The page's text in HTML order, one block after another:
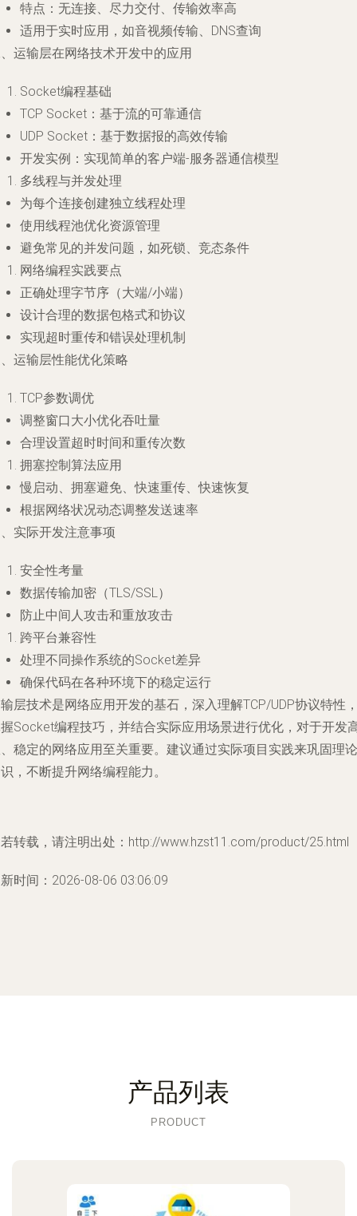
特点：无连接、尽力交付、传输效率高
适用于实时应用，如音视频传输、DNS查询
运输层在网络技术开发中的应用
Socket编程基础
TCP Socket：基于流的可靠通信
UDP Socket：基于数据报的高效传输
开发实例：实现简单的客户端-服务器通信模型
多线程与并发处理
为每个连接创建独立线程处理
使用线程池优化资源管理
避免常见的并发问题，如死锁、竞态条件
网络编程实践要点
正确处理字节序（大端/小端）
设计合理的数据包格式和协议
实现超时重传和错误处理机制
运输层性能优化策略
TCP参数调优
调整窗口大小优化吞吐量
合理设置超时时间和重传次数
拥塞控制算法应用
慢启动、拥塞避免、快速重传、快速恢复
根据网络状况动态调整发送速率
实际开发注意事项
安全性考量
数据传输加密（TLS/SSL）
防止中间人攻击和重放攻击
跨平台兼容性
处理不同操作系统的Socket差异
确保代码在各种环境下的稳定运行
层技术是网络应用开发的基石，深入理解TCP/UDP协议特性
Socket编程技巧，并结合实际应用场景进行优化，对于开发
稳定的网络应用至关重要。建议通过实际项目实践来巩固理论
，不断提升网络编程能力。
转载，请注明出处：http://www.hzst11.com/product/25.html
时间：2026-08-06 03:06:09
产品列表
PRODUCT